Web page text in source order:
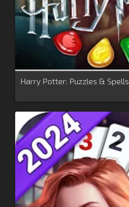
Harry Potter: Puzzles & Spells